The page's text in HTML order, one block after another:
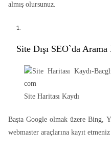
almış olursunuz.
Site Dışı SEO`da
Site Haritası Kaydı
Başta Google olmak üzere Bing,
webmaster araçlarına kayıt